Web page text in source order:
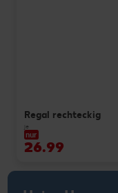
Regal rechteckig
je
nur
26.99